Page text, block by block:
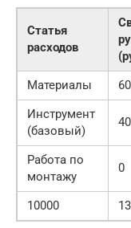
Статья
расходов
Материалы
Инструмент
(базовый)
Работа по
монтажу
0
10000